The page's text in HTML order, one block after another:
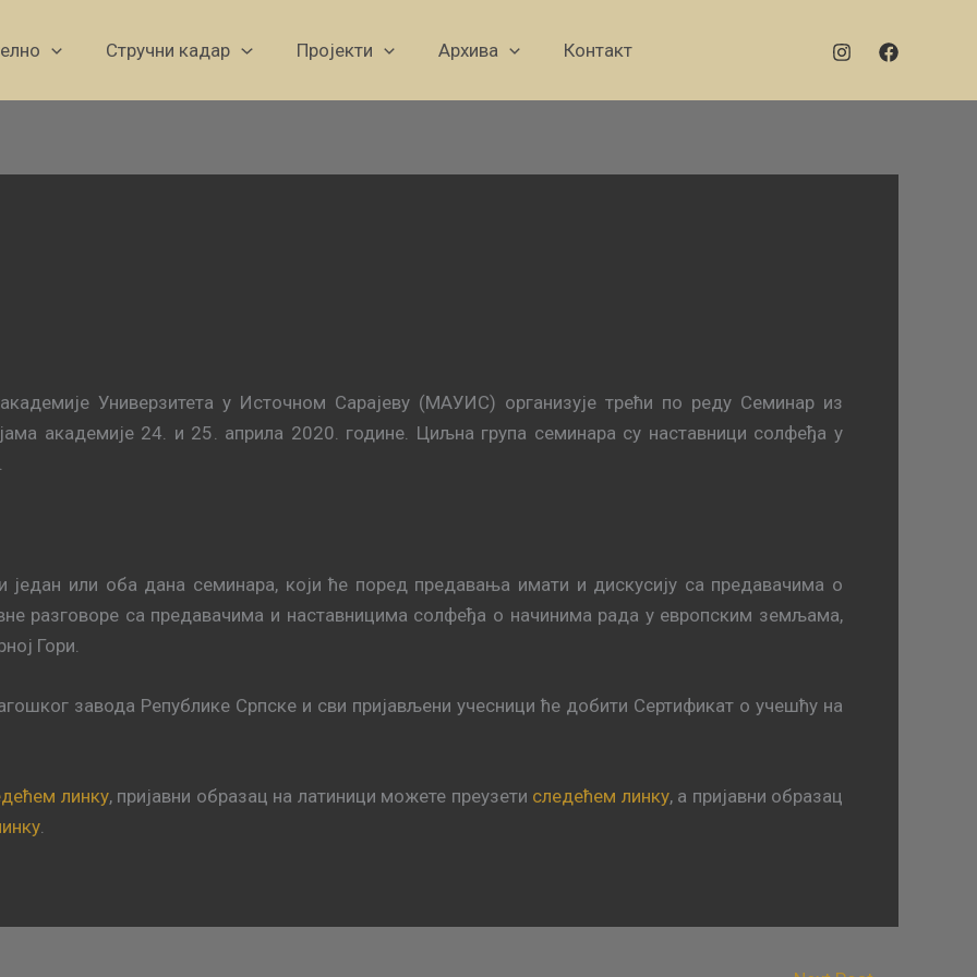
Стручни кадар Пројекти Архива Контакт
Универзитета у Источном Сарајеву (МАУИС) организује трећи по реду Семинар из
академије 24. и 25. априла 2020. године. Циљна група семинара су наставници солфеђа у
један или оба дана семинара, који ће поред предавања имати и дискусију са предавачима о
разговоре са предавачима и наставницима солфеђа о начинима рада у европским земљама,
Гори.
завода Републике Српске и сви пријављени учесници ће добити Сертификат о учешћу на
линку, пријавни образац на латиници можете преузети следећем линку, а пријавни образац
.